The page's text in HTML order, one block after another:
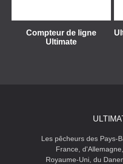
Compteur de ligne
Ultimate
Les pêcheurs des Pays-
France,
Royaume-Uni, du